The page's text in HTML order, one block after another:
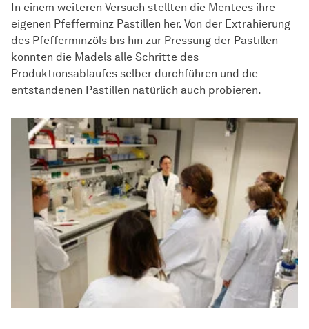
In einem weiteren Versuch stellten die Mentees ihre
eigenen Pfefferminz Pastillen her. Von der Extrahierung
des Pfefferminzöls bis hin zur Pressung der Pastillen
konnten die Mädels alle Schritte des
Produktionsablaufes selber durchführen und die
entstandenen Pastillen natürlich auch probieren.